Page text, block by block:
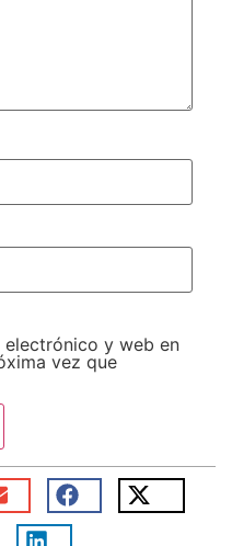
electrónico y web en
vez que